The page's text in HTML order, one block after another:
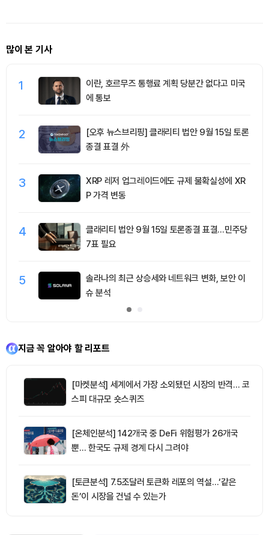
많이 본 기사
1
이란, 호르무즈 통행료 계획 당분간 없다고 미국
에 통보
2
[오후 뉴스브리핑] 클래리티 법안 9월 15일 토론
종결 표결 外
3
XRP 레저 업그레이드에도 규제 불확실성에 XR
P 가격 변동
4
클래리티 법안 9월 15일 토론종결 표결…민주당
7표 필요
5
솔라나의 최근 상승세와 네트워크 변화, 보안 이
슈 분석
지금 꼭 알아야 할 리포트
[마켓분석] 세계에서 가장 소외됐던 시장의 반격… 코
스피 대규모 숏스퀴즈
[온체인분석] 142개국 중 DeFi 위험평가 26개국
뿐… 한국도 규제 경계 다시 그려야
[토큰분석] 7.5조달러 토큰화 레포의 역설…‘같은
돈’이 시장을 건널 수 있는가